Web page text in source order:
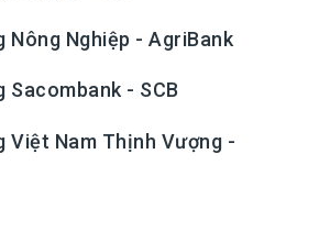
Nông Nghiệp - AgriBank
Sacombank - SCB
Việt Nam Thịnh Vượng -